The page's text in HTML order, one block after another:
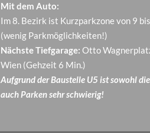
Mit dem Auto:
Im 8. Bezirk ist Kurzparkzone von 9
(wenig Parkmöglichkeiten!)
Nächste Tiefgarage: Otto
Wien (Gehzeit 6 Min.)
Aufgrund der Baustelle U5 ist sowohl
auch Parken sehr schwierig!